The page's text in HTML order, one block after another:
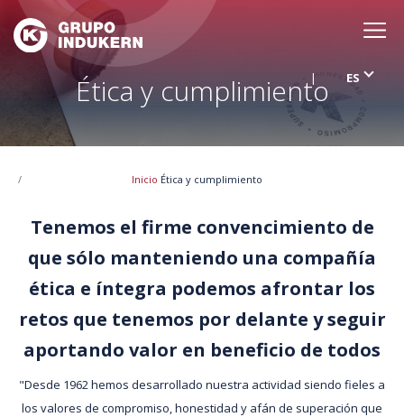
Pasar
contenido
ES
Ética y cumplimiento
Ruta
de
navegación
Inicio Ética y cumplimiento
Tenemos el firme convencimiento de
que sólo manteniendo una compañía
ética e íntegra podemos afrontar los
retos que tenemos por delante y seguir
aportando valor en beneficio de todos
"Desde 1962 hemos desarrollado nuestra actividad siendo fieles a
los valores de compromiso, honestidad y afán de superación que